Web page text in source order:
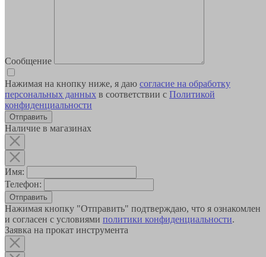
Сообщение
Нажимая на кнопку ниже, я даю согласие на обработку
персональных данных в соответствии с Политикой
конфиденциальности
Наличие в магазинах
Имя:
Телефон:
Отправить
Нажимая кнопку "Отправить" подтверждаю, что я ознакомлен
и согласен с условиями политики конфиденциальности.
Заявка на прокат инструмента